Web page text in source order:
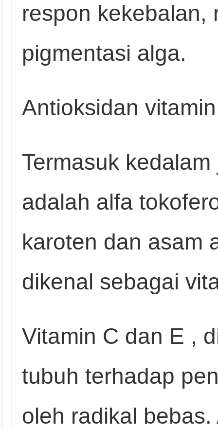
respon kekebalan,
pigmentasi alga.
Antioksidan vitamin
Termasuk
adalah alfa
karoten dan asam
dikenal sebagai
Vitamin C dan E ,
tubuh terhadap
oleh radikal